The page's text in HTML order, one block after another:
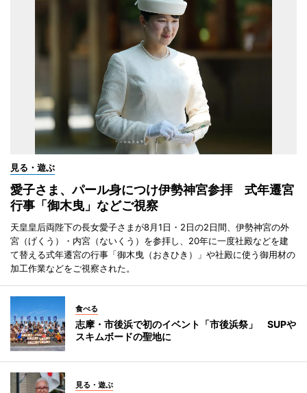
見る・遊ぶ
愛子さま、パール身につけ伊勢神宮参拝 式年遷宮
行事「御木曳」などご視察
天皇皇后両陛下の長女愛子さまが8月1日・2日の2日間、伊勢神宮の外
宮（げくう）・内宮（ないくう）を参拝し、20年に一度社殿などを建
て替える式年遷宮の行事「御木曳（おきひき）」や社殿に使う御用材の
加工作業などをご視察された。
食べる
志摩・市後浜で初のイベント「市後浜祭」 SUPや
スキムボードの聖地に
見る・遊ぶ